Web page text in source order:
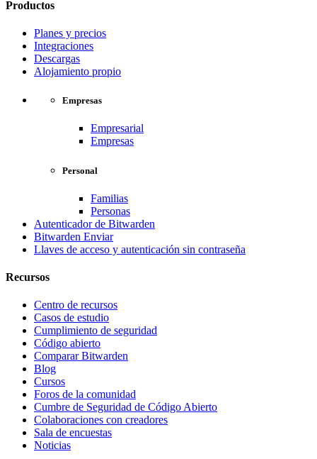
Productos
Planes y precios
Integraciones
Descargas
Alojamiento propio
Empresas
Empresarial
Empresas
Personal
Familias
Personas
Autenticador de Bitwarden
Bitwarden Enviar
Llaves de acceso y autenticación sin contraseña
Recursos
Centro de recursos
Casos de estudio
Cumplimiento de seguridad
Código abierto
Comparar Bitwarden
Blog
Cursos
Foros de la comunidad
Cumbre de Seguridad de Código Abierto
Colaboraciones con creadores
Sala de encuestas
Noticias